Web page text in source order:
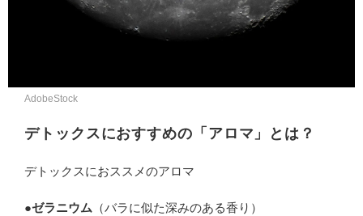
AdobeStock
デトックスにおすすめの「アロマ」とは？
デトックスにおススメのアロマ
●ゼラニウム （バラに似た深みのある香り）